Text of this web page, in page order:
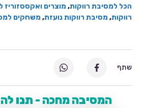
הכל למסיבת רווקות,מוצרים ואקססזוריז
רווקות,מסיבת רווקות נועזת,משחקים
המסיבה מחכה - תנו
שתף